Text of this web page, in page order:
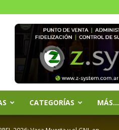
CATEGORÍAS MÁS…